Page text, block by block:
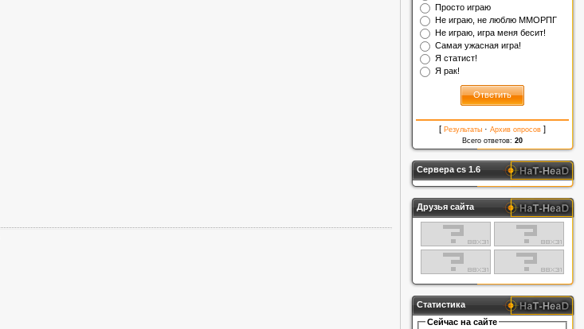
Просто играю
Не играю, не люблю ММОРПГ
Не играю, игра меня бесит!
Самая ужасная игра!
Я статист!
Я рак!
[ Результаты · Архив опросов ]
Всего ответов: 20
Сервера cs 1.6
Друзья сайта
Статистика
Сейчас на сайте